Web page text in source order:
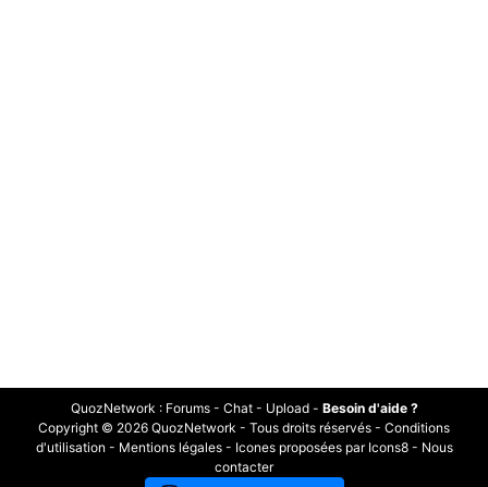
QuozNetwork : Forums- Chat- Upload- Besoin d'aide ?
Copyright © 2026 QuozNetwork - Tous droits réservés - Conditions
d'utilisation - Mentions légales- Icones proposées par Icons8- Nous
contacter